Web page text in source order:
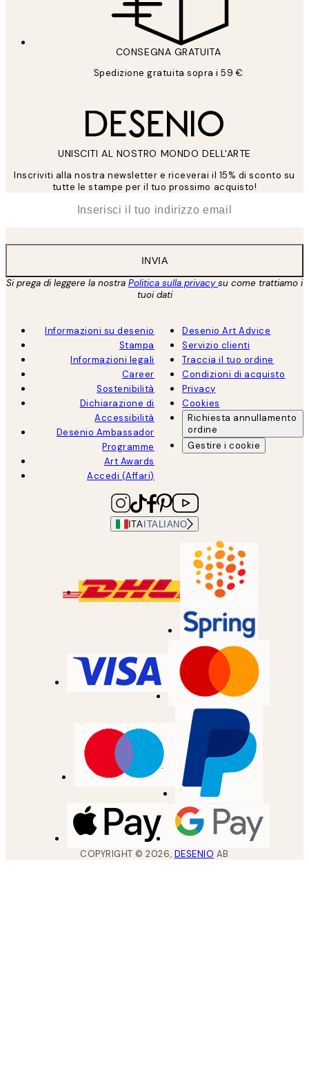
CONSEGNA GRATUITA
Spedizione gratuita sopra i 59 €
UNISCITI AL NOSTRO MONDO DELL'ARTE
Inscriviti alla nostra newsletter e riceverai il 15% di sconto su
tutte le stampe per il tuo prossimo acquisto!
INVIA
Si prega di leggere la nostra Politica sulla privacysu come trattiamo i
tuoi dati
Informazioni su desenio
Stampa
Informazioni legali
Career
Sostenibilità
Dichiarazione di
Accessibilità
Desenio Ambassador
Programme
Art Awards
Accedi (Affari)
Desenio Art Advice
Servizio clienti
Traccia il tuo ordine
Condizioni di acquisto
Privacy
Cookies
Richiesta annullamento
ordine
Gestire i cookie
ITA ITALIANO
COPYRIGHT ©2026, DESENIO AB